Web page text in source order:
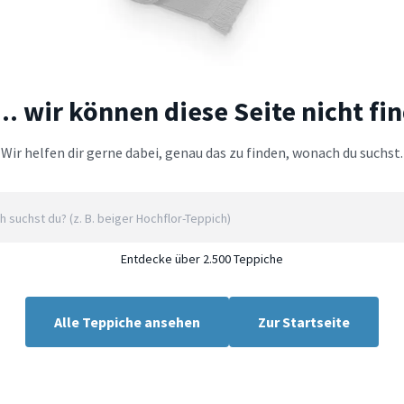
wir können diese Seite nicht
Wir helfen dir gerne dabei, genau das zu finden, wonach du suchst.
Entdecke über 2.500 Teppiche
Alle Teppiche ansehen Zur Startseite